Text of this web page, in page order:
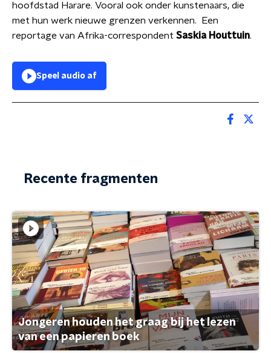
hoofdstad Harare. Vooral ook onder kunstenaars, die
met hun werk nieuwe grenzen verkennen. Een
reportage van Afrika-correspondent Saskia Houttuin.
Speel audio af
Recente fragmenten
Jongeren houden het graag bij het lezen
van een papieren boek